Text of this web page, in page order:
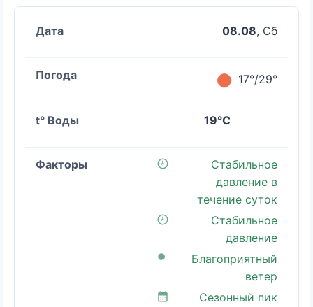
08.08, Сб
17°/29°
19°C
Стабильное
давление в
течение суток
Стабильное
давление
Благоприятный
ветер
Сезонный пик